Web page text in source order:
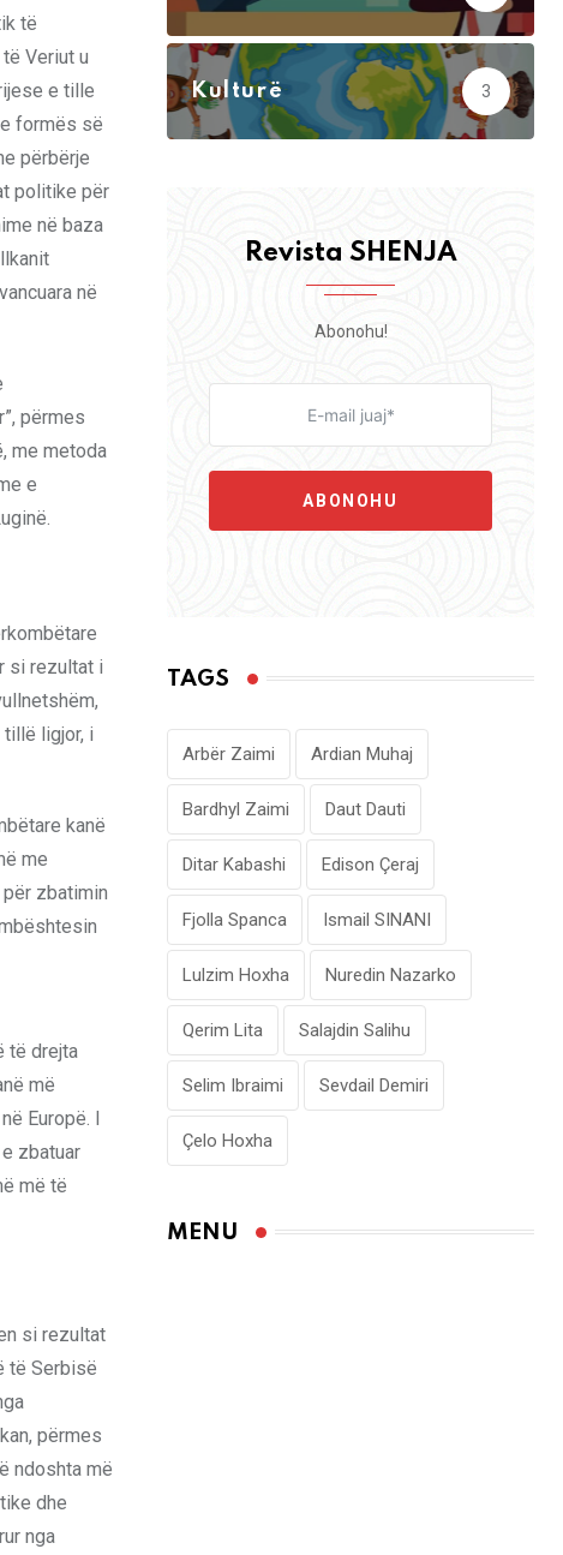
të
Veriut u
e tille
formës së
përbërje
politike për
në baza
në
përmes
me metoda
e
si rezultat i
ligjor, i
kanë
me
zbatimin
të drejta
më
Europë. I
zbatuar
më të
si rezultat
të Serbisë
përmes
ndoshta më
dhe
nga
Kulturë 3
Revista SHENJA
Abonohu!
ABONOHU
TAGS
Arbër Zaimi Ardian Muhaj
Bardhyl Zaimi Daut Dauti
Ditar Kabashi Edison Çeraj
Fjolla Spanca Ismail SINANI
Lulzim Hoxha Nuredin Nazarko
Qerim Lita Salajdin Salihu
Selim Ibraimi Sevdail Demiri
Çelo Hoxha
MENU